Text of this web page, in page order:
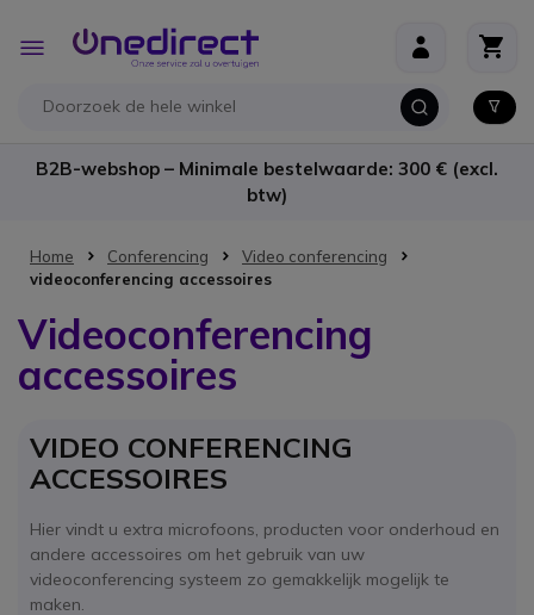
Toggle
Nav
B2B-webshop – Minimale bestelwaarde: 300 € (excl.
btw)
Home Conferencing
Video conferencing
videoconferencing accessoires
Videoconferencing
accessoires
VIDEO CONFERENCING
ACCESSOIRES
Hier vindt u extra microfoons, producten voor onderhoud en
andere accessoires om het gebruik van uw
videoconferencing systeem zo gemakkelijk mogelijk te
maken.